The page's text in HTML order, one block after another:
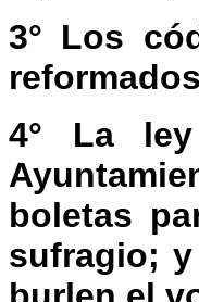
3° Los
4° La
boletas
sufragio;